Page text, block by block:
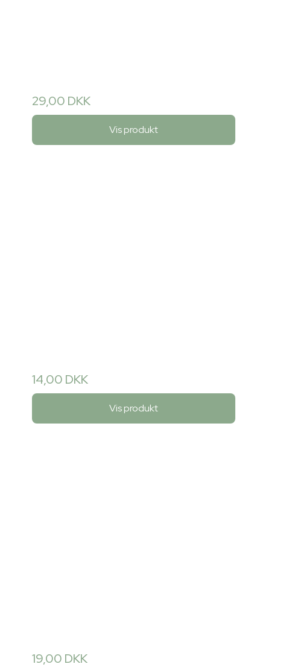
29,00 DKK
Vis produkt
14,00 DKK
Vis produkt
19,00 DKK